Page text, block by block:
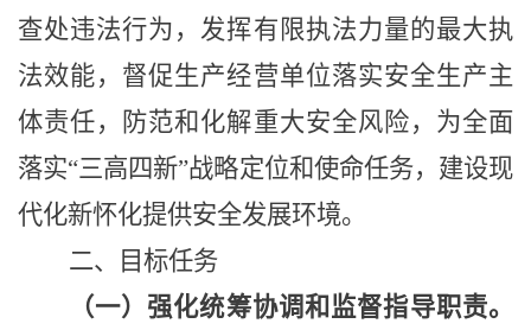
查处违法行为，发挥有限执法力量的最大执
法效能，督促生产经营单位落实安全生产主
体责任，防范和化解重大安全风险，为全面
落实“三高四新”战略定位和使命任务，建设现
代化新怀化提供安全发展环境。
二、
目标任务
（一）强化统筹协调和监督指导职责。